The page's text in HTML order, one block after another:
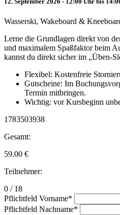
Wasserski, Wakeboard &
Lerne die Grundlagen direkt von
und maximalem Spaßfaktor beim
kannst du direkt sicher im „Üben-
Flexibel: Kostenfreie
Gutscheine: Im
Termin mitbringen.
Wichtig: vor Kursbeginn
1783503938
Gesamt:
59.00 €
Teilnehmer:
0 / 18
Pflichtfeld Vorname*
Pflichtfeld Nachname*